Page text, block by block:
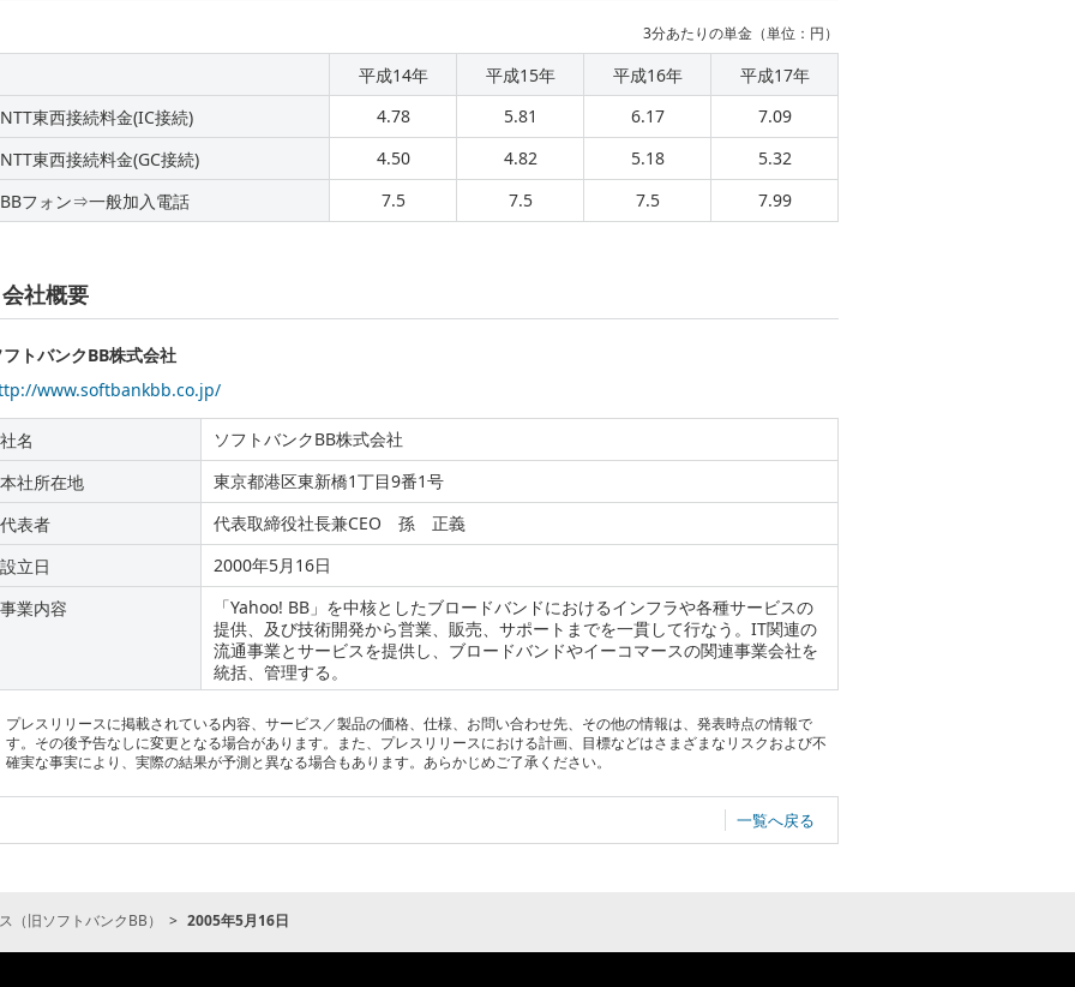
3分あたりの単金（単位：円）
平成14年 平成15年 平成16年
平成17年
NTT東西接続料金(IC接続)
4.78 5.81 6.17
7.09
NTT東西接続料金(GC接続)
4.50 4.82 5.18
5.32
BBフォン⇒一般加入電話
7.5 7.5 7.5 7.99
会社概要
トバンクBB株式会社
www.softbankbb.co.jp/
社名
ソフトバンクBB株式会社
本社所在地
東京都港区東新橋1丁目9番1号
代表者
代表取締役社長兼CEO 孫 正義
設立日
2000年5月16日
事業内容
「Yahoo! BB」を中核としたブロードバンドにおけるインフラや各種サービスの
提供、及び技術開発から営業、販売、サポートまでを一貫して行なう。IT関連の
流通事業とサービスを提供し、ブロードバンドやイーコマースの関連事業会社を
統括、管理する。
プレスリリースに掲載されている内容、サービス／製品の価格、仕様、お問い合わせ先、その他の情報は、発表時点の情報で
す。その後予告なしに変更となる場合があります。また、プレスリリースにおける計画、目標などはさまざまなリスクおよび不
確実な事実により、実際の結果が予測と異なる場合もあります。あらかじめご了承ください。
一覧へ戻る
（旧ソフトバンクBB） 2005年5月16日